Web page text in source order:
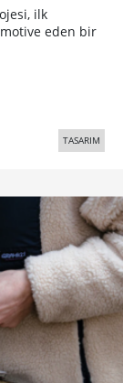
ilk
eden bir
TASARIM